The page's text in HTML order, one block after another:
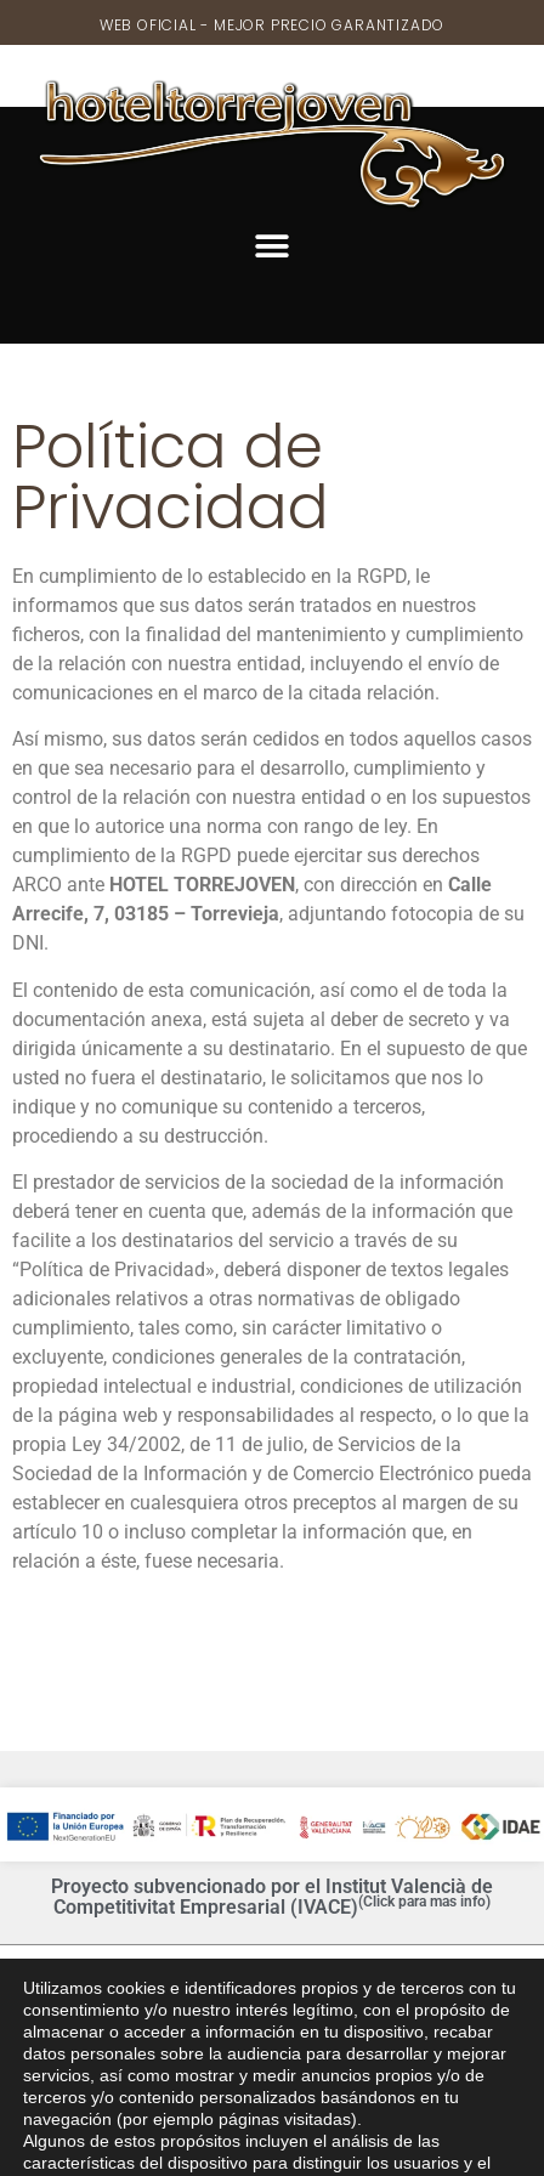
WEB OFICIAL - MEJOR PRECIO GARANTIZADO
Política de
Privacidad
En cumplimiento de lo establecido en la RGPD, le
informamos que sus datos serán tratados en nuestros
ficheros, con la finalidad del mantenimiento y cumplimiento
de la relación con nuestra entidad, incluyendo el envío de
comunicaciones en el marco de la citada relación.
Así mismo, sus datos serán cedidos en todos aquellos casos
en que sea necesario para el desarrollo, cumplimiento y
control de la relación con nuestra entidad o en los supuestos
en que lo autorice una norma con rango de ley. En
cumplimiento de la RGPD puede ejercitar sus derechos
ARCO ante HOTEL TORREJOVEN , con dirección en Calle
Arrecife, 7, 03185 – Torrevieja, adjuntando fotocopia de su
DNI.
El contenido de esta comunicación, así como el de toda la
documentación anexa, está sujeta al deber de secreto y va
dirigida únicamente a su destinatario. En el supuesto de que
usted no fuera el destinatario, le solicitamos que nos lo
indique y no comunique su contenido a terceros,
procediendo a su destrucción.
El prestador de servicios de la sociedad de la información
deberá tener en cuenta que, además de la información que
facilite a los destinatarios del servicio a través de su
“Política de Privacidad», deberá disponer de textos legales
adicionales relativos a otras normativas de obligado
cumplimiento, tales como, sin carácter limitativo o
excluyente, condiciones generales de la contratación,
propiedad intelectual e industrial, condiciones de utilización
de la página web y responsabilidades al respecto, o lo que la
propia Ley 34/2002, de 11 de julio, de Servicios de la
Sociedad de la Información y de Comercio Electrónico pueda
establecer en cualesquiera otros preceptos al margen de su
artículo 10 o incluso completar la información que, en
relación a éste, fuese necesaria.
Proyecto subvencionado por el Institut Valencià de
Competitivitat Empresarial (IVACE)(Click para mas info)
Web Oficial - Mejor Precio Garantizado
Calle Arrecife, 7, 03185 Torrevieja, Alicante – España |
reservas@hoteltorrejoven.com
Utilizamos cookies e identificadores propios y de terceros con tu
consentimiento y/o nuestro interés legítimo, con el propósito de
almacenar o acceder a información en tu dispositivo, recabar
datos personales sobre la audiencia para desarrollar y mejorar
servicios, así como mostrar y medir anuncios propios y/o de
terceros y/o contenido personalizados basándonos en tu
navegación (por ejemplo páginas visitadas).
Algunos de estos propósitos incluyen el análisis de las
características del dispositivo para distinguir los usuarios y el